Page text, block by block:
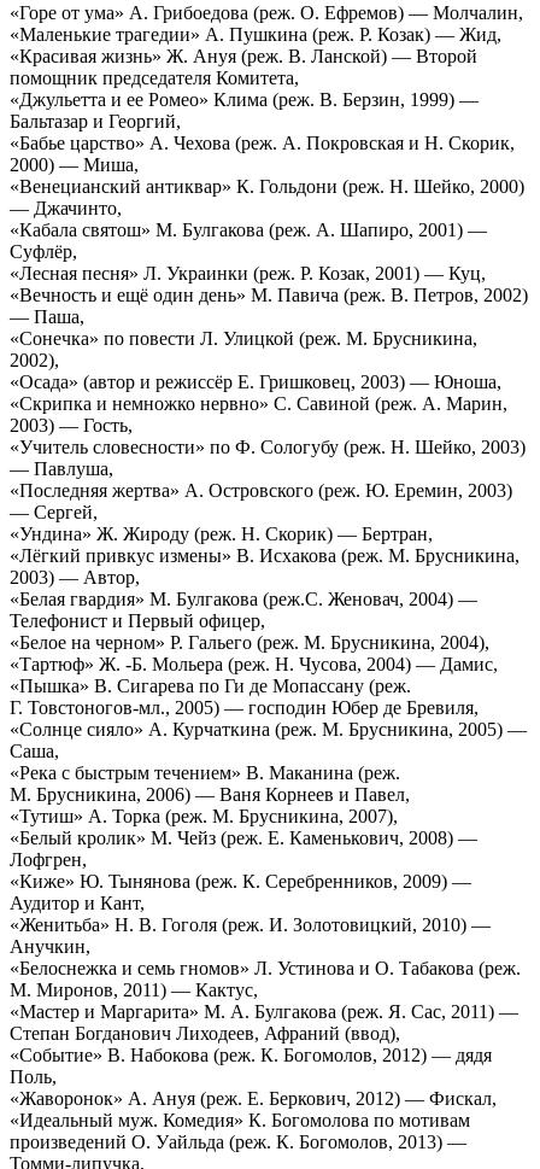
«Горе от ума» А. Грибоедова (реж. О. Ефремов) — Молчалин,
«Маленькие трагедии» А. Пушкина (реж. Р. Козак) — Жид,
«Красивая жизнь» Ж. Ануя (реж. В. Ланской) — Второй
помощник председателя Комитета,
«Джульетта и ее Ромео» Клима (реж. В. Берзин, 1999) —
Бальтазар и Георгий,
«Бабье царство» А. Чехова (реж. А. Покровская и Н. Скорик,
2000) — Миша,
«Венецианский антиквар» К. Гольдони (реж. Н. Шейко, 2000)
— Джачинто,
«Кабала святош» М. Булгакова (реж. А. Шапиро, 2001) —
Суфлёр,
«Лесная песня» Л. Украинки (реж. Р. Козак, 2001) — Куц,
«Вечность и ещё один день» М. Павича (реж. В. Петров, 2002)
— Паша,
«Сонечка» по повести Л. Улицкой (реж. М. Брусникина,
2002),
«Осада» (автор и режиссёр Е. Гришковец, 2003) — Юноша,
«Скрипка и немножко нервно» С. Савиной (реж. А. Марин,
2003) — Гость,
«Учитель словесности» по Ф. Сологубу (реж. Н. Шейко, 2003)
— Павлуша,
«Последняя жертва» А. Островского (реж. Ю. Еремин, 2003)
— Сергей,
«Ундина» Ж. Жироду (реж. Н. Скорик) — Бертран,
«Лёгкий привкус измены» В. Исхакова (реж. М. Брусникина,
2003) — Автор,
«Белая гвардия» М. Булгакова (реж.С. Женовач, 2004) —
Телефонист и Первый офицер,
«Белое на черном» Р. Гальего (реж. М. Брусникина, 2004),
«Тартюф» Ж. -Б. Мольера (реж. Н. Чусова, 2004) — Дамис,
«Пышка» В. Сигарева по Ги де Мопассану (реж.
Г. Товстоногов-мл., 2005) — господин Юбер де Бревиля,
«Солнце сияло» А. Курчаткина (реж. М. Брусникина, 2005) —
Саша,
«Река с быстрым течением» В. Маканина (реж.
М. Брусникина, 2006) — Ваня Корнеев и Павел,
«Тутиш» А. Торка (реж. М. Брусникина, 2007),
«Белый кролик» М. Чейз (реж. Е. Каменькович, 2008) —
Лофгрен,
«Киже» Ю. Тынянова (реж. К. Серебренников, 2009) —
Аудитор и Кант,
«Женитьба» Н. В. Гоголя (реж. И. Золотовицкий, 2010) —
Анучкин,
«Белоснежка и семь гномов» Л. Устинова и О. Табакова (реж.
М. Миронов, 2011) — Кактус,
«Мастер и Маргарита» М. А. Булгакова (реж. Я. Сас, 2011) —
Степан Богданович Лиходеев, Афраний (ввод),
«Событие» В. Набокова (реж. К. Богомолов, 2012) — дядя
Поль,
«Жаворонок» А. Ануя (реж. Е. Беркович, 2012) — Фискал,
«Идеальный муж. Комедия» К. Богомолова по мотивам
произведений О. Уайльда (реж. К. Богомолов, 2013) —
Томми-липучка,